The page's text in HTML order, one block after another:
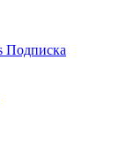
Подписка